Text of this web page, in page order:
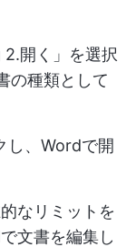
開く」を選択
の種類として
し、Wordで開
なリミットを
文書を編集し